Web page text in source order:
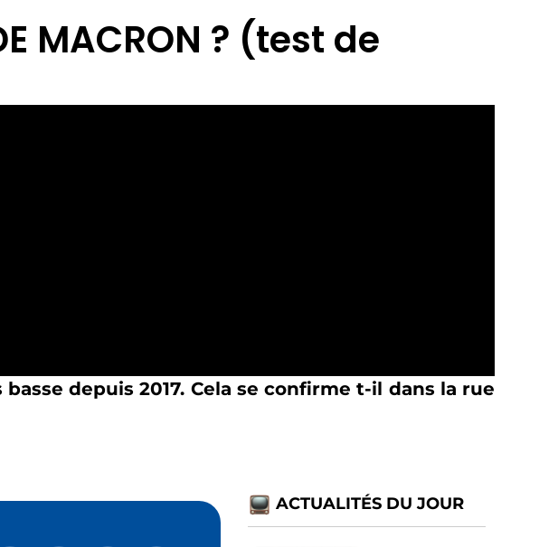
MACRON ? (test de
depuis 2017. Cela se confirme t-il dans la rue
ACTUALITÉS DU JOUR